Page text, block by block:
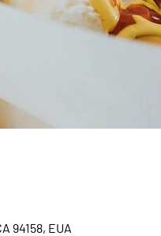
94158, EUA